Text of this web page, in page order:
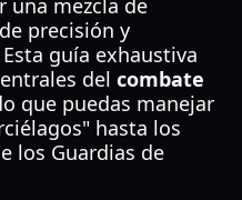
una mezcla de
precisión y
guía exhaustiva
del combate
que puedas manejar
hasta los
los Guardias de